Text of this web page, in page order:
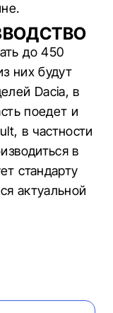
до 450
них будут
Dacia, в
поедет и
в частности
в
стандарту
актуальной